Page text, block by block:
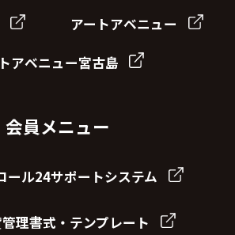
アートアベニュー
アベニュー宮古島
会員メニュー
ール24サポートシステム
理書式・テンプレート